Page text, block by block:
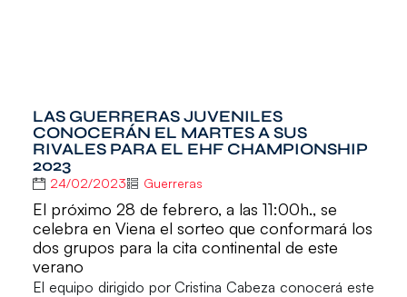
LAS GUERRERAS JUVENILES
CONOCERÁN EL MARTES A SUS
RIVALES PARA EL EHF CHAMPIONSHIP
2023
24/02/2023 Guerreras
El próximo 28 de febrero, a las 11:00h., se
celebra en Viena el sorteo que conformará los
dos grupos para la cita continental de este
verano
El equipo dirigido porCristina Cabeza conocerá este